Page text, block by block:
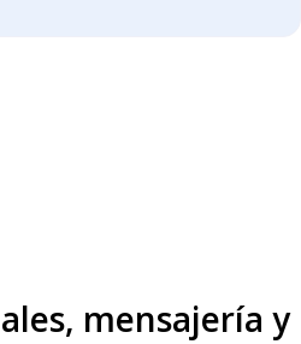
mensajería y